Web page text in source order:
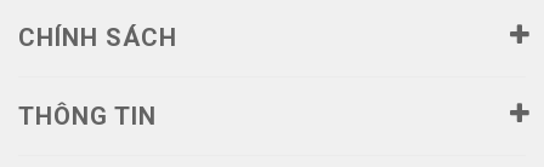
CHÍNH SÁCH
THÔNG TIN